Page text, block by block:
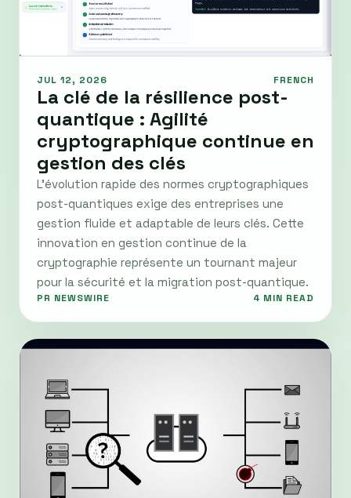
JUL 12, 2026 FRENCH
La clé de la résilience post-
quantique : Agilité
cryptographique continue en
gestion des clés
L'évolution rapide des normes cryptographiques
post-quantiques exige des entreprises une
gestion fluide et adaptable de leurs clés. Cette
innovation en gestion continue de la
cryptographie représente un tournant majeur
pour la sécurité et la migration post-quantique.
PR NEWSWIRE 4 MIN READ